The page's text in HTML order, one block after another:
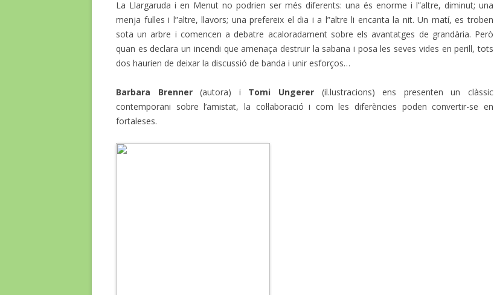
La Llargaruda i en Menut no podrien ser més diferents: una és enorme i l”altre, diminut; una
menja fulles i l”altre, llavors; una prefereix el dia i a l”altre li encanta la nit. Un matí, es troben
sota un arbre i comencen a debatre acaloradament sobre els avantatges de grandària. Però
quan es declara un incendi que amenaça destruir la sabana i posa les seves vides en perill, tots
dos haurien de deixar la discussió de banda i unir esforços…
Barbara Brenner(autora) i Tomi Ungerer (il.lustracions) ens presenten un clàssic
contemporani sobre l’amistat, la col·laboració i com les diferències poden convertir-se en
fortaleses.